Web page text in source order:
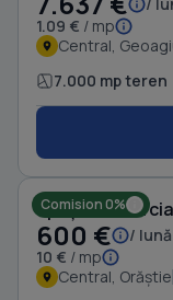
1.09 € / mp
Central,
7.000 mp teren
Comision 0%
Spațiu
600 €
/ lună
10 € / mp
Central, Orăștie